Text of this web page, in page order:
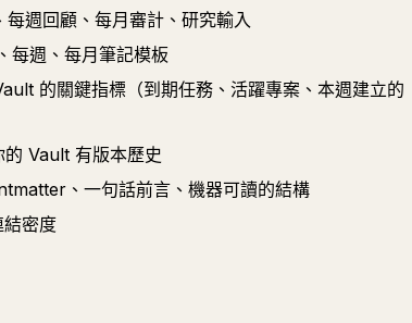
週回顧、每月審計、研究輸入
每週、每月筆記模板
的關鍵指標（到期任務、活躍專案、本週建立的
Vault 有版本歷史
、一句話前言、機器可讀的結構
密度